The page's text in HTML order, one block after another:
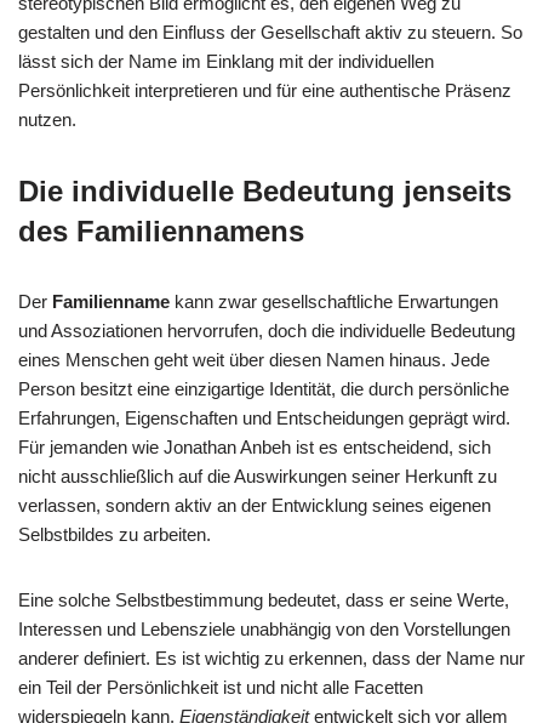
gestalten und den Einfluss der Gesellschaft aktiv zu steuern. So
lässt sich der Name im Einklang mit der individuellen
Persönlichkeit interpretieren und für eine authentische Präsenz
nutzen.
Die individuelle Bedeutung jenseits
des Familiennamens
Der Familienname kann zwar gesellschaftliche Erwartungen
und Assoziationen hervorrufen, doch die individuelle Bedeutung
eines Menschen geht weit über diesen Namen hinaus. Jede
Person besitzt eine einzigartige Identität, die durch persönliche
Erfahrungen, Eigenschaften und Entscheidungen geprägt wird.
Für jemanden wie Jonathan Anbeh ist es entscheidend, sich
nicht ausschließlich auf die Auswirkungen seiner Herkunft zu
verlassen, sondern aktiv an der Entwicklung seines eigenen
Selbstbildes zu arbeiten.
Eine solche Selbstbestimmung bedeutet, dass er seine Werte,
Interessen und Lebensziele unabhängig von den Vorstellungen
anderer definiert. Es ist wichtig zu erkennen, dass der Name nur
ein Teil der Persönlichkeit ist und nicht alle Facetten
widerspiegeln kann. Eigenständigkeitentwickelt sich vor allem